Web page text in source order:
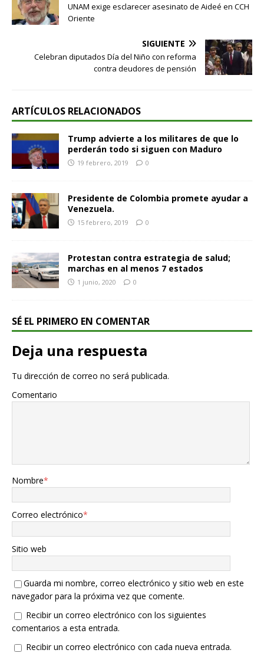
UNAM exige esclarecer asesinato de Aideé en CCH
Oriente
SIGUIENTE
Celebran diputados Día del Niño con reforma
contra deudores de pensión
ARTÍCULOS RELACIONADOS
Trump advierte a los militares de que lo
perderán todo si siguen con Maduro
19 febrero, 2019 0
Presidente de Colombia promete ayudar a
Venezuela.
15 febrero, 2019 0
Protestan contra estrategia de salud;
marchas en al menos 7 estados
1 junio, 2020 0
SÉ EL PRIMERO EN COMENTAR
Deja una respuesta
Tu dirección de correo no será publicada.
Comentario
Nombre*
Correo electrónico*
Sitio web
Guarda mi nombre, correo electrónico y sitio web en este
navegador para la próxima vez que comente.
Recibir un correo electrónico con los siguientes
comentarios a esta entrada.
Recibir un correo electrónico con cada nueva entrada.